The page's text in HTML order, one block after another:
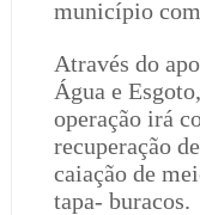
município
Através do
Água e
operação irá
recuperação
caiação de
tapa- buracos.